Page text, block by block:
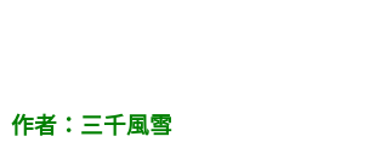
作者：三千風雪